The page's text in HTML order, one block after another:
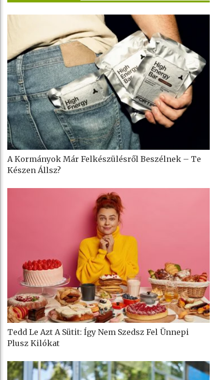
A Kormányok Már Felkészülésről Beszélnek – Te
Készen Állsz?
Tedd Le Azt A Sütit: Így Nem Szedsz Fel Ünnepi
Plusz Kilókat